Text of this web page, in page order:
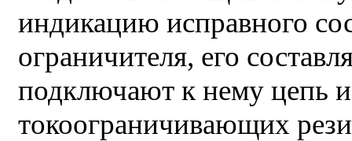
индикацию исправного
ограничителя, его
подключают к нему цепь
токоограничивающих